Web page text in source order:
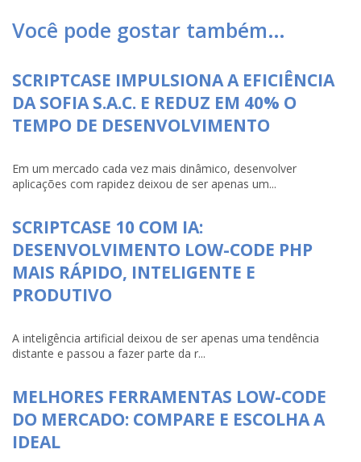
Você pode gostar também…
SCRIPTCASE IMPULSIONA A EFICIÊNCIA
DA SOFIA S.A.C. E REDUZ EM 40% O
TEMPO DE DESENVOLVIMENTO
Em um mercado cada vez mais dinâmico, desenvolver
aplicações com rapidez deixou de ser apenas um...
SCRIPTCASE 10 COM IA:
DESENVOLVIMENTO LOW-CODE PHP
MAIS RÁPIDO, INTELIGENTE E
PRODUTIVO
A inteligência artificial deixou de ser apenas uma tendência
distante e passou a fazer parte da r...
MELHORES FERRAMENTAS LOW-CODE
DO MERCADO: COMPARE E ESCOLHA A
IDEAL